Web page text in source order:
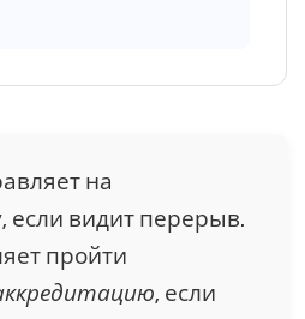
на
если видит перерыв.
пройти
, если